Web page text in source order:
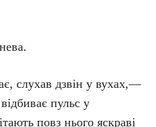
слухав дзвін у вухах,—
пульс у
повз нього яскраві